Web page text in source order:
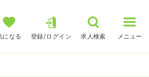
になる 登録/ログイン 求人検索 メニュー